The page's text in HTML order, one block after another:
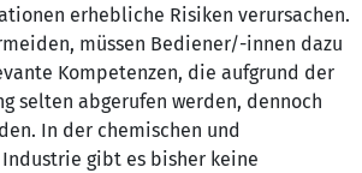
erhebliche Risiken verursachen.
müssen Bediener/-innen dazu
Kompetenzen, die aufgrund der
selten abgerufen werden, dennoch
In der chemischen und
gibt es bisher keine